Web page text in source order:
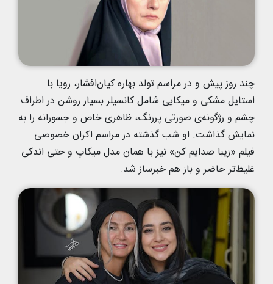
چند روز پیش و در مراسم تولد بهاره کیان‌افشار، رویا با
استایل مشکی و میکاپی شامل کانسیلر بسیار روشن در اطراف
چشم و رژگونه‌ی صورتی پررنگ، ظاهری خاص و جسورانه را به
نمایش گذاشت. او شب گذشته در مراسم اکران خصوصی
فیلم «زیبا صدایم کن» نیز با همان مدل میکاپ و حتی اندکی
غلیظ‌تر حاضر و باز هم خبرساز شد.